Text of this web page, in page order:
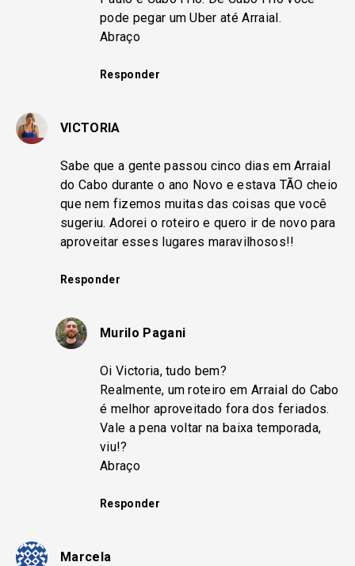
pode pegar um Uber até Arraial.
Abraço
Responder
VICTORIA
Sabe que a gente passou cinco dias em Arraial
do Cabo durante o ano Novo e estava TÃO cheio
que nem fizemos muitas das coisas que você
sugeriu. Adorei o roteiro e quero ir de novo para
aproveitar esses lugares maravilhosos!!
Responder
Murilo Pagani
Oi Victoria, tudo bem?
Realmente, um roteiro em Arraial do Cabo
é melhor aproveitado fora dos feriados.
Vale a pena voltar na baixa temporada,
viu!?
Abraço
Responder
Marcela